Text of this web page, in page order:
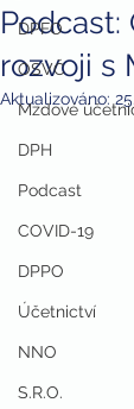
DPFO
OSVČ
Mzdové
DPH
Podcast
COVID-19
DPPO
Účetnictví
NNO
S.R.O.
Podcast:
rozvoji s
Aktualizováno: